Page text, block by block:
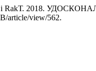
і RakТ. 2018.
article/view/562.